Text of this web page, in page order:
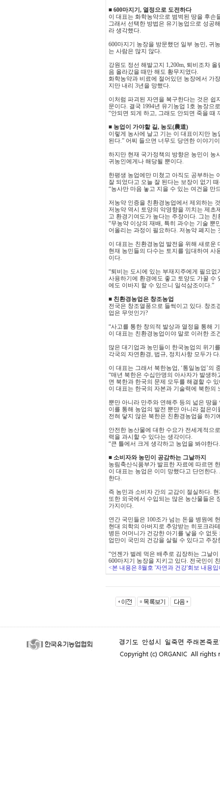
■ 600마지기, 열정으로 도전하다
이 대표는 화학농약으로 범벅된 땅을 후
그래서 선택한 방법은 유기농업으로 성공
라 생각했다.
600마지기 농장을 방문했던 일부 농민, 귀
는 사람은 많지 않다.
강원도 정선 해발고지 1,200m, 퇴비조차
음 올라갔을 때만 해도 황무지였다.
화학농약과 비료에 절어있던 농장에서 가
지만 내리 3년을 망했다.
이처럼 파괴된 자연을 복구한다는 것은 쉽
문이다. 결국 1994년 유기농업 1호 농장으
“안되면 되게 하고, 그래도 안되면 죽을 때
■ 농업이 가야할 길, 농도(農道)
이렇게 농사에 날고 기는 이 대표이지만
된다.” 어찌 들으면 너무도 당연한 이야기
하지만 현재 국가정책의 방향은 농민이 농
귀농인에게나 해당될 뿐이다.
한평생 농업에만 미쳤고 아직도 공부하는
잘 되었다고 오늘 잘 된다는 보장이 없기
“농사만 마음 놓고 지을 수 있는 여건을 만
저농약 인증을 친환경농업에서 제외하는
저농약 역시 토양의 악영향을 끼치는 제초
고 환경기여도가 높다는 주장이다. 그는
“무농약 이상의 재배, 특히 과수는 기술 뿐
어올리는 과정이 필요하다. 저농약 폐지는
이 대표는 친환경농업 발전을 위해 새로운
현재 농민들의 다수는 토지를 임대하여
이다.
“퇴비는 도시에 있는 부재지주에게 필요
사용하기에 환경에도 좋고 토양도 가꿀 수
에도 이바지 할 수 있으니 일석삼조이다.”
■ 친환경농업은 창조농업
전국은 창조열풍으로 들썩이고 있다. 창조
업은 무엇인가?
“사고를 통한 창의적 발상과 열정을 통해
이 대표는 친환경농업이야 말로 이러한 조
많은 대기업과 농민들이 한국농업의 위기
각국의 자연환경, 법규, 정치사항 모두가
이 대표는 그래서 북한농업, ‘통일농업’의
“매년 북한은 수십만명의 아사자가 발생
면 북한과 한국의 문제 모두를 해결할 수
이 대표는 한국의 자본과 기술력에 북한의
뿐만 아니라 만주와 연해주 등의 넓은 땅
이를 통해 농업의 발전 뿐만 아니라 젊은
전혀 닿지 않은 북한은 친환경농업을 하기
안전한 농산물에 대한 수요가 전세계적으
력을 과시할 수 있다는 생각이다.
“큰 틀에서 크게 생각하고 농업을 봐야한
■ 소비자와 농민이 공감하는 그날까지
농림축산식품부가 발표한 자료에 따르면
이 대표는 농업은 이미 망했다고 단언한다
한다.
즉 농민과 소비자 간의 교감이 절실하다.
또한 외국에서 수입되는 많은 농산물들은
가지이다.
연간 국민들은 100조가 넘는 돈을 병원에
현대 의학의 아버지로 추앙받는 히포크라
병든 어머니가 건강한 아기를 낳을 수 없
업만이 국민의 건강을 살릴 수 있다고 주장
“언젠가 벌레 먹은 배추로 김장하는 그날
600마지기 농장을 지키고 있다. 전국민이
<본 내용은 8월호 '자연과 건강'회보 내용입